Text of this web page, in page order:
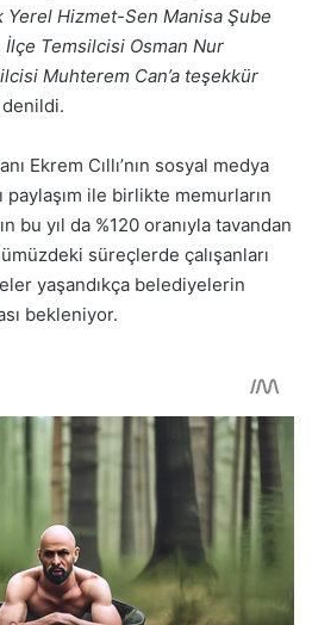
Yerel Hizmet-Sen Manisa Şube
İlçe Temsilcisi Osman Nur
Muhterem Can’a teşekkür
Ekrem Cıllı’nın sosyal medya
paylaşım ile birlikte memurların
bu yıl da %120 oranıyla tavandan
süreçlerde çalışanları
yaşandıkça belediyelerin
bekleniyor.